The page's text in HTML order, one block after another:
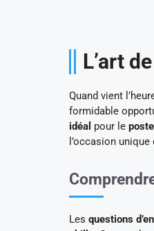
L’art
Quand vient
formidable
idéal pour le poste
l’occasion
Les questions